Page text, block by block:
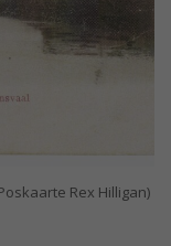
Rex Hilligan)